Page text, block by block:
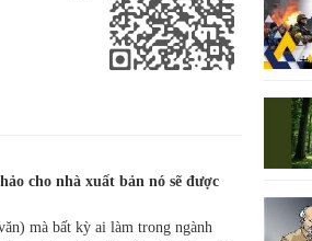
cho nhà xuất bản nó sẽ được
mà bất kỳ ai làm trong ngành